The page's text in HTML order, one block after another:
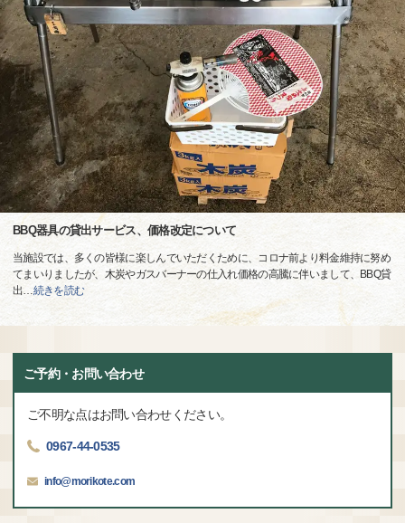
BBQ器具の貸出サービス、価格改定について
当施設では、多くの皆様に楽しんでいただくために、コロナ前より料金維持に努め
てまいりましたが、木炭やガスバーナーの仕入れ価格の高騰に伴いまして、BBQ貸
出
続きを読む
ご予約・お問い合わせ
ご不明な点はお問い合わせください。
0967-44-0535
info@morikote.com